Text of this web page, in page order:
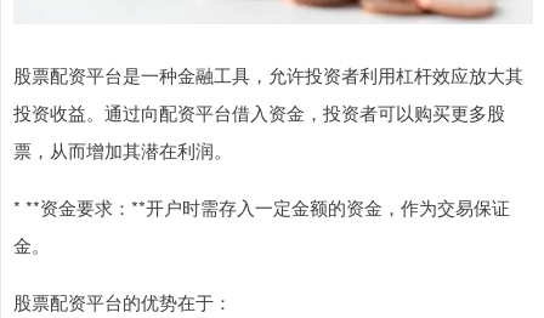
股票配资平台是一种金融工具，允许投资者利用杠杆效应放大其
投资收益。通过向配资平台借入资金，投资者可以购买更多股
票，从而增加其潜在利润。
* **资金要求：**开户时需存入一定金额的资金，作为交易保证
金。
股票配资平台的优势在于：